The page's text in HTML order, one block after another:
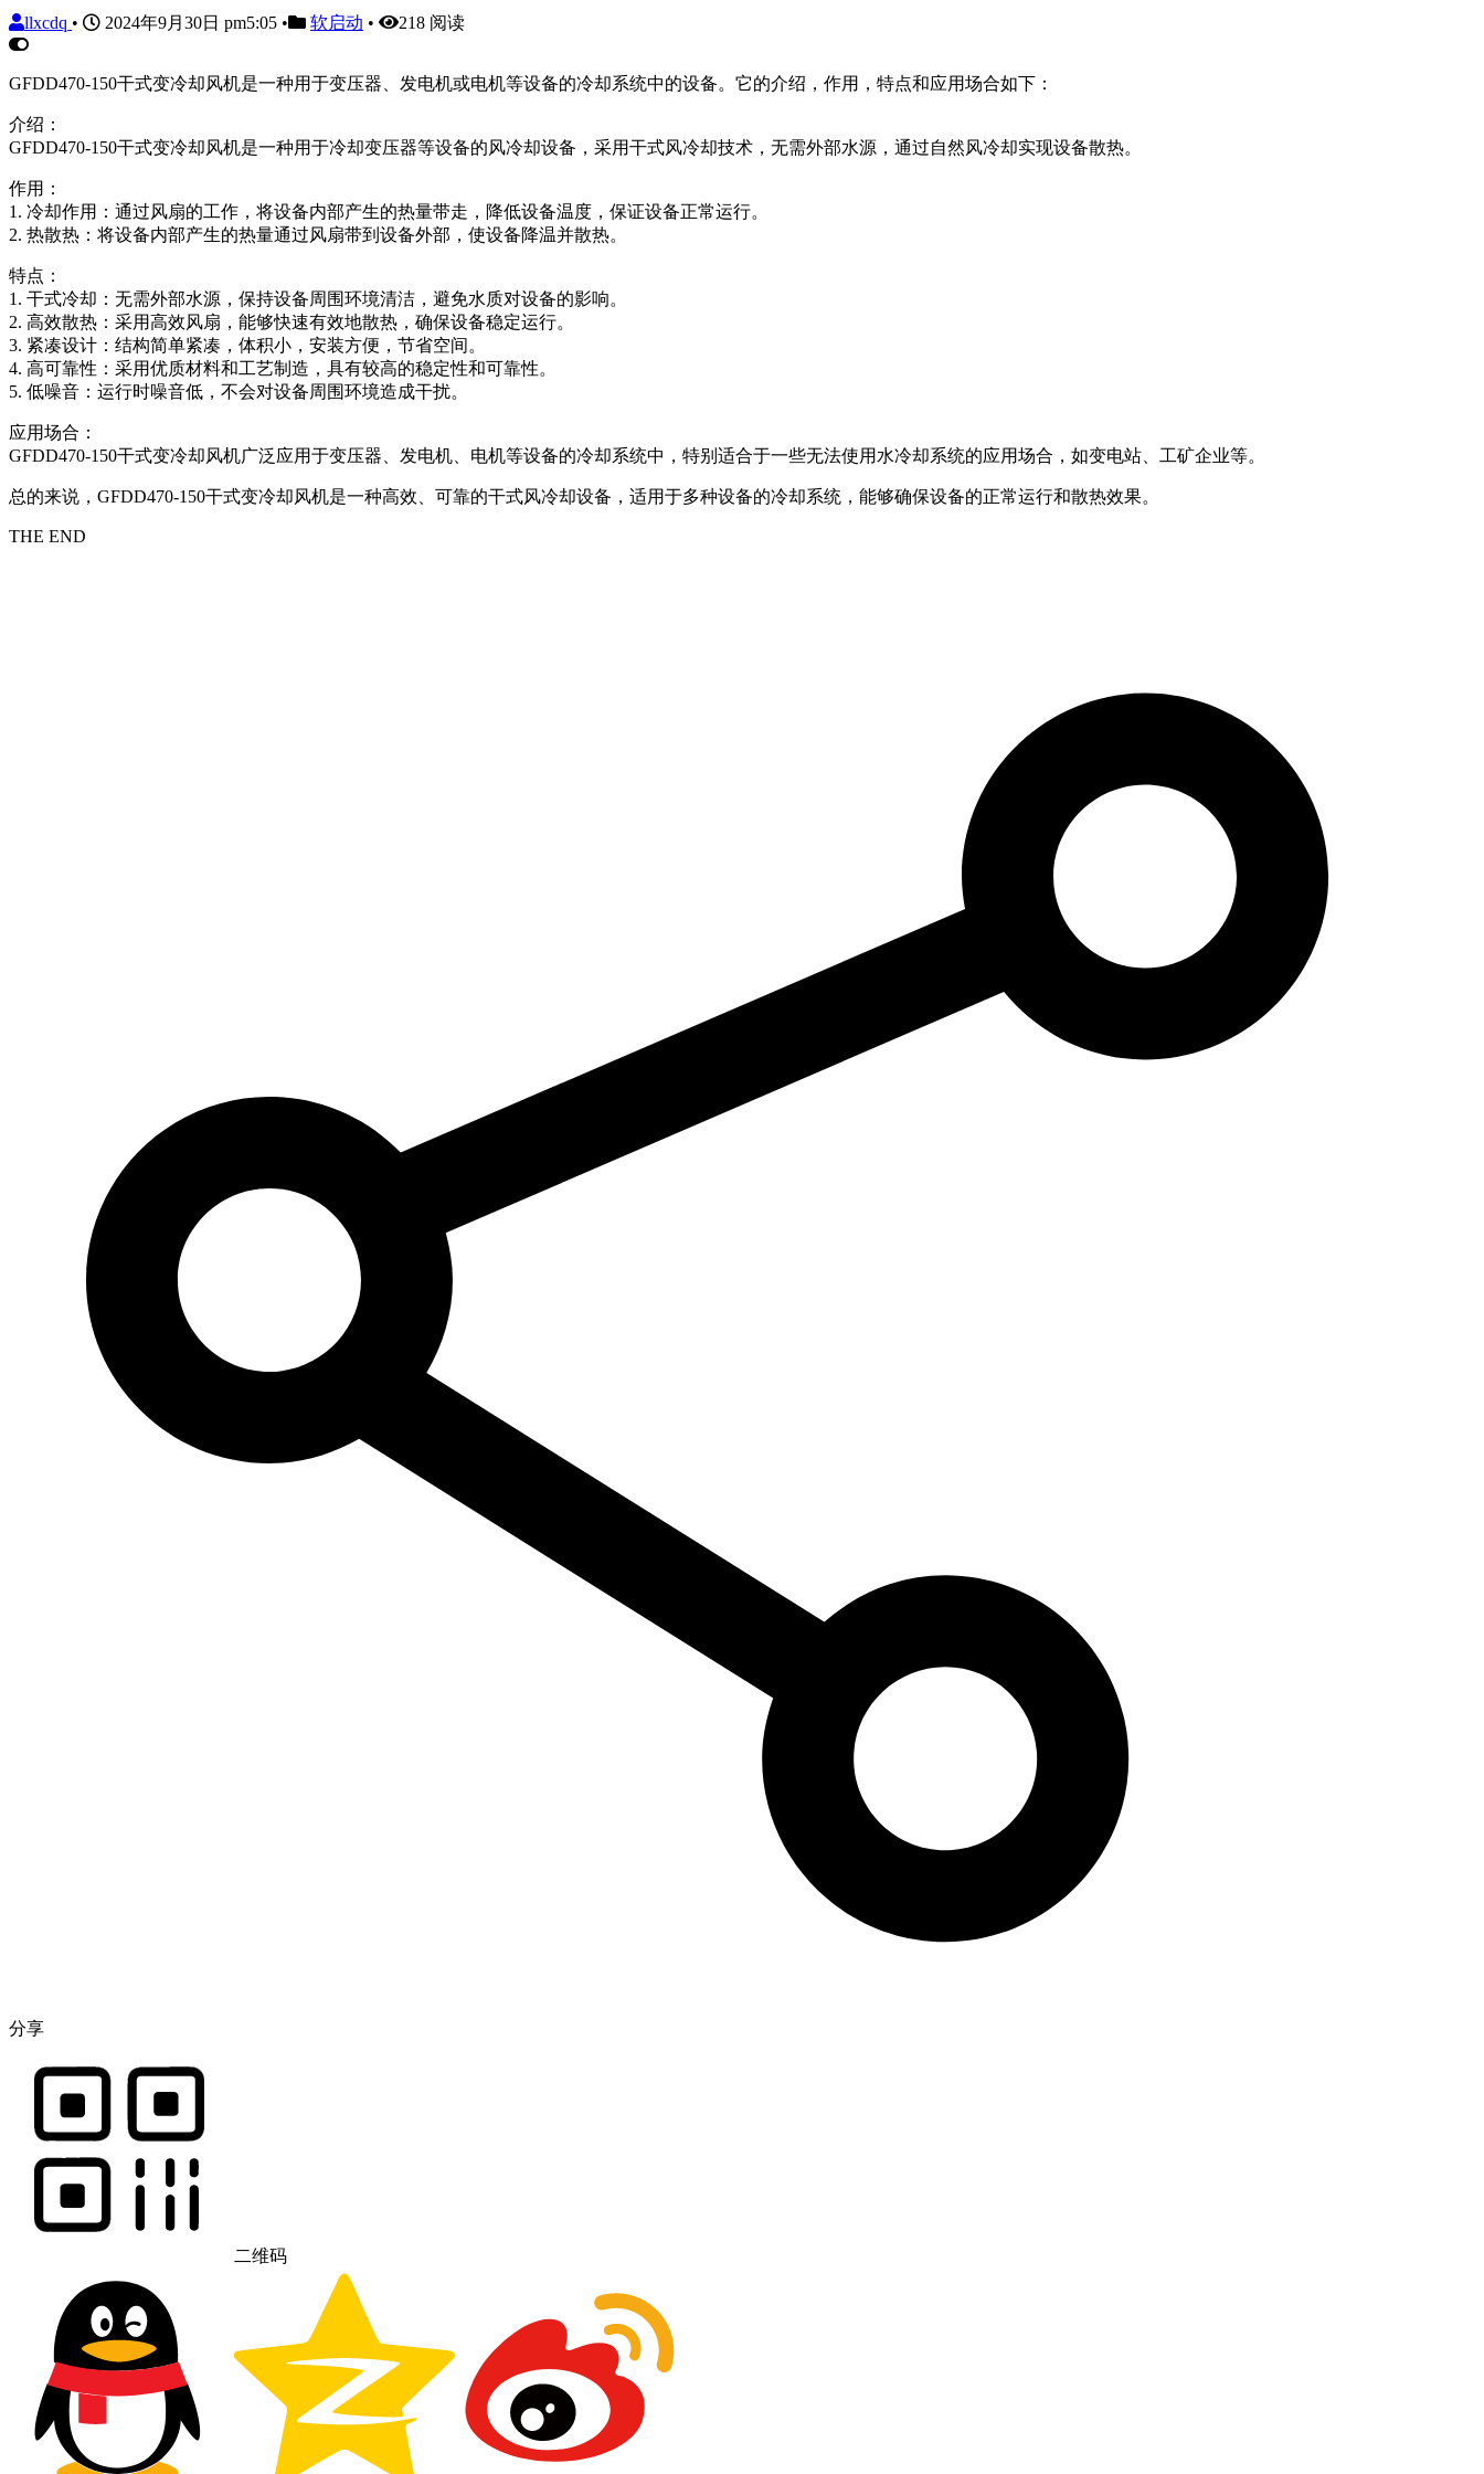
llxcdq • 2024年9月30日 pm5:05 • 软启动 • 218 阅读
GFDD470-150干式变冷却风机是一种用于变压器、发电机或电机等设备的冷却系统中的设备。它的介绍，作用，特点和应用场合如下：
介绍：
GFDD470-150干式变冷却风机是一种用于冷却变压器等设备的风冷却设备，采用干式风冷却技术，无需外部水源，通过自然风冷却实现设备散热。
作用：
1. 冷却作用：通过风扇的工作，将设备内部产生的热量带走，降低设备温度，保证设备正常运行。
2. 热散热：将设备内部产生的热量通过风扇带到设备外部，使设备降温并散热。
特点：
1. 干式冷却：无需外部水源，保持设备周围环境清洁，避免水质对设备的影响。
2. 高效散热：采用高效风扇，能够快速有效地散热，确保设备稳定运行。
3. 紧凑设计：结构简单紧凑，体积小，安装方便，节省空间。
4. 高可靠性：采用优质材料和工艺制造，具有较高的稳定性和可靠性。
5. 低噪音：运行时噪音低，不会对设备周围环境造成干扰。
应用场合：
GFDD470-150干式变冷却风机广泛应用于变压器、发电机、电机等设备的冷却系统中，特别适合于一些无法使用水冷却系统的应用场合，如变电站、工矿企业等。
总的来说，GFDD470-150干式变冷却风机是一种高效、可靠的干式风冷却设备，适用于多种设备的冷却系统，能够确保设备的正常运行和散热效果。
THE END
分享
二维码